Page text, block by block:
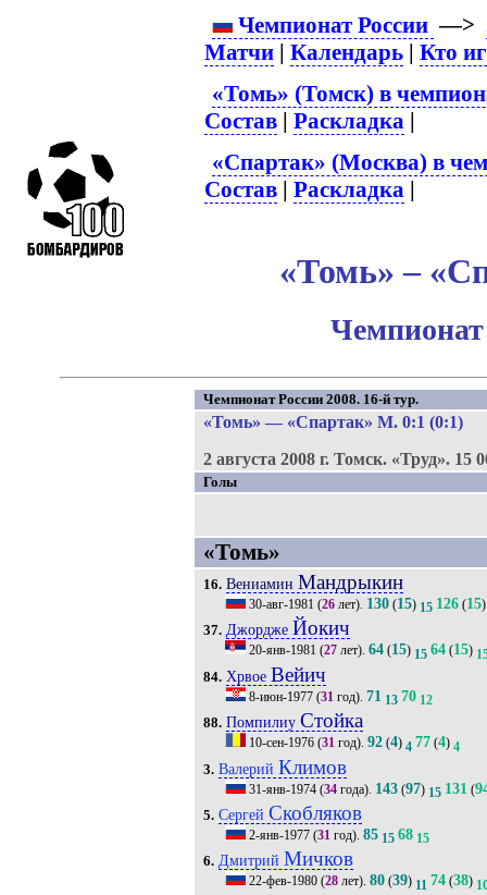
Чемпионат России —>
Матчи |Календарь |Кто
«Томь» (Томск) в
Состав |Раскладка |
«Спартак» (Москва) в
Состав |Раскладка |
«Томь» –
Чемпионат
Чемпионат России 2008. 16-й тур.
«Томь» — «Спартак» М. 0:1 (0:1)
2 августа 2008 г. Томск. «Труд». 15
Голы
«Томь»
16. Вениамин Мандрыкин
30-авг-1981 (26лет). 130(15) 15 126(15)
37. Джордже Йокич
20-янв-1981 (27лет). 64(15) 15 64(15)
84. Хрвое Вейич
8-июн-1977(31 год). 71 13 70 12
88. Помпилиу Стойка
10-сен-1976(31год). 92(4) 4 77(4) 4
3. Валерий Климов
31-янв-1974(34года). 143(97) 15 131 (
5. Сергей Скобляков
2-янв-1977(31год). 85 15 68 15
6. Дмитрий Мичков
22-фев-1980(28лет). 80(39) 11 74(38)